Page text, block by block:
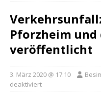
Pforzheim und
veröffentlicht
3. März 2020 @ 17:10
deaktiviert